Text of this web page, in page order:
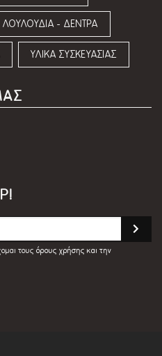
ΛΟΥΛΟΥΔΙΑ - ΔΕΝΤΡΑ
ΥΛΙΚΑ ΣΥΣΚΕΥΑΣΙΑΣ
τους όρους χρήσης και την